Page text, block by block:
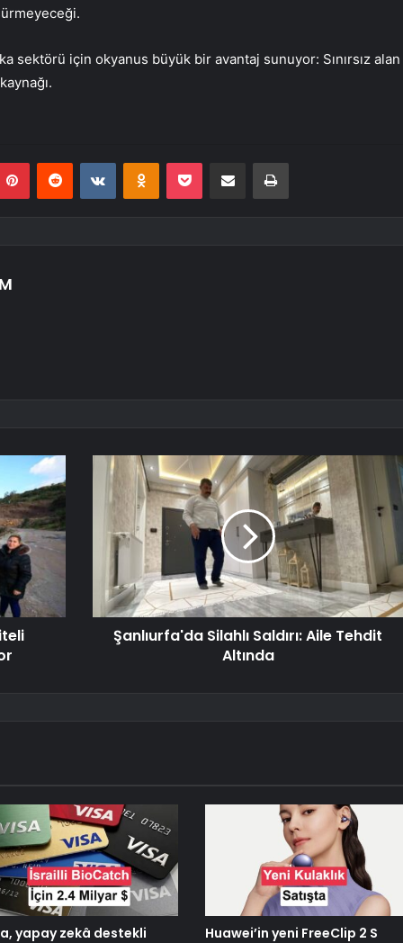
sektörü için okyanus büyük bir avantaj sunuyor: Sınırsız alan
PinterestReddit VKontakteOdnoklassniki
Pocket E-Posta ile paylaş Yazdır
Şanlıurfa'da Silahlı Saldırı: Aile Tehdit
Altında
yapay zekâ destekli
Huawei’in yeni FreeClip 2 S